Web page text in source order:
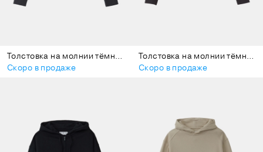
Толстовка на молнии тёмно-серая
Скоро в продаже
Толстовка на молнии тёмно-фиолетовая
Скоро в продаже